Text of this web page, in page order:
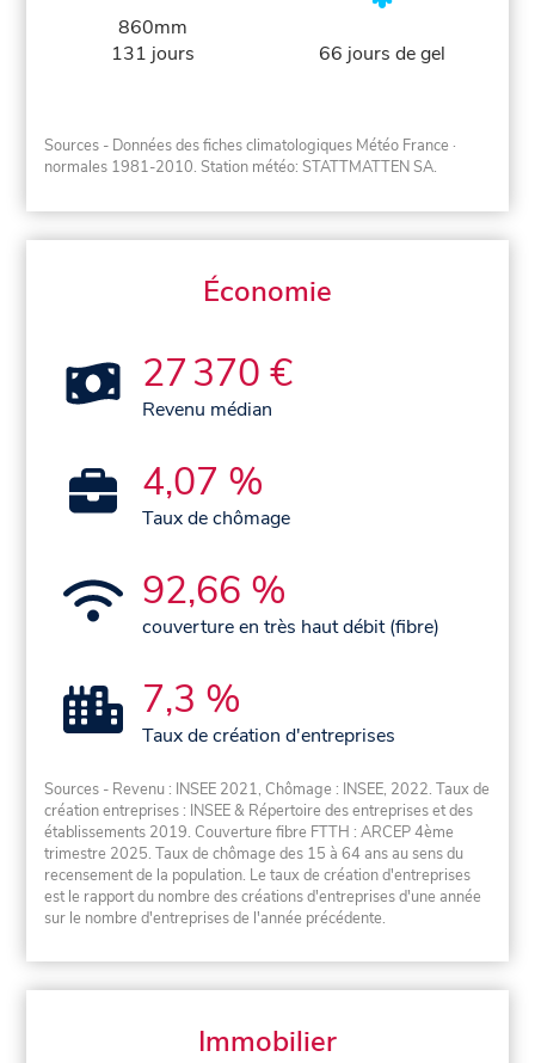
860mm
131 jours
66 jours de gel
Sources - Données des fiches climatologiques Météo France ·
normales 1981-2010. Station météo: STATTMATTEN SA.
Économie
27 370 €
Revenu médian
4,07 %
Taux de chômage
92,66 %
couverture en très haut débit (fibre)
7,3 %
Taux de création d'entreprises
Sources - Revenu : INSEE 2021, Chômage : INSEE, 2022. Taux de
création entreprises : INSEE & Répertoire des entreprises et des
établissements 2019. Couverture fibre FTTH : ARCEP 4ème
trimestre 2025. Taux de chômage des 15 à 64 ans au sens du
recensement de la population. Le taux de création d'entreprises
est le rapport du nombre des créations d'entreprises d'une année
sur le nombre d'entreprises de l'année précédente.
Immobilier